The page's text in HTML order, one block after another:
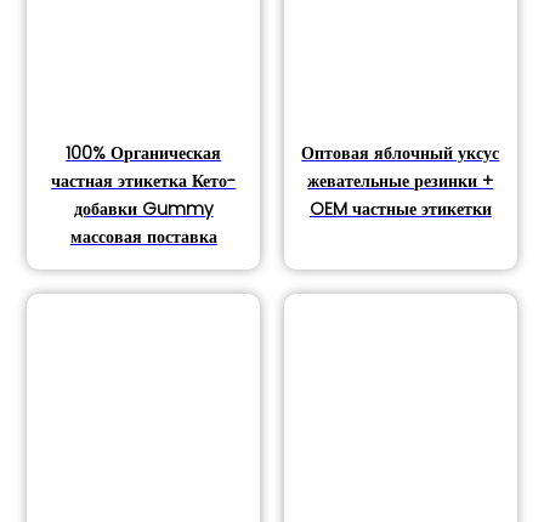
100% Органическая
частная этикетка Кето-
добавки Gummy
массовая поставка
Оптовая яблочный уксус
жевательные резинки +
OEM частные этикетки